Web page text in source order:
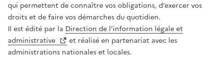
qui permettent de connaître vos obligations, d’exercer vos
droits et de faire vos démarches du quotidien.
Il est édité par la Direction de l’information légale et
administrative
et réalisé en partenariat avec les
administrations nationales et locales.